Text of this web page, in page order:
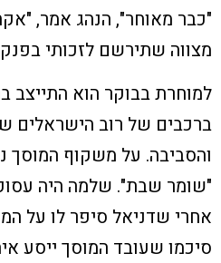
"כבר מאוחר", הנהג אמר,
מצווה שתירשם לזכותי
למוחרת בבוקר הוא
ברכבים של רוב הישראלים
והסביבה. על משקוף המוסך
"שומר שבת". שלמה היה
אחרי שדניאל סיפר לו על
סיכמו שעובד המוסך ייסע